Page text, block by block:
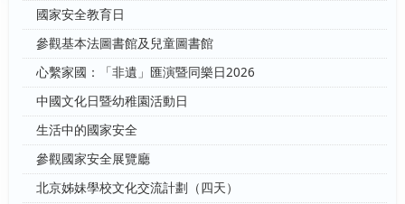
國家安全教育日
參觀基本法圖書館及兒童圖書館
心繫家國：「非遺」匯演暨同樂日2026
中國文化日暨幼稚園活動日
生活中的國家安全
參觀國家安全展覽廳
北京姊妹學校文化交流計劃（四天）